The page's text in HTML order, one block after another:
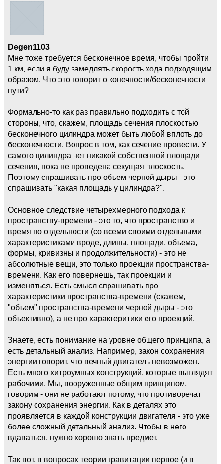
Degen1103
Мне тоже требуется бесконечное время, чтобы пройти
1 км, если я буду замедлять скорость хода подходящим
образом. Что это говорит о конечности/бесконечности
пути?
Формально-то как раз правильно подходить с той
стороны, что, скажем, площадь сечения плоскостью
бесконечного цилиндра может быть любой вплоть до
бесконечности. Вопрос в том, как сечение провести. У
самого цилиндра нет никакой собственной площади
сечения, пока не проведена секущая плоскость.
Поэтому спрашивать про объем черной дыры - это
спрашивать "какая площадь у цилиндра?".
Основное следствие четырехмерного подхода к
пространству-времени - это то, что пространство и
время по отдельности (со всеми своими отдельными
характеристиками вроде, длины, площади, объема,
формы, кривизны и продолжительности) - это не
абсолютные вещи, это только проекции пространства-
времени. Как его повернешь, так проекции и
изменяться. Есть смысл спрашивать про
характеристики пространства-времени (скажем,
"объем" пространства-времени черной дыры - это
объективно), а не про характеритики его проекций.
Знаете, есть понимание на уровне общего принципа, а
есть детальный анализ. Например, закон сохранения
энергии говорит, что вечный двигатель невозможен.
Есть много хитроумных конструкций, которые выглядят
рабочими. Мы, вооруженные общим принципом,
говорим - они не работают потому, что противоречат
закону сохранения энергии. Как в деталях это
проявляется в каждой конструкции двигателя - это уже
более сложный детальный анализ. Чтобы в него
вдаваться, нужно хорошо знать предмет.
Так вот, в вопросах теории гравитации первое (и в